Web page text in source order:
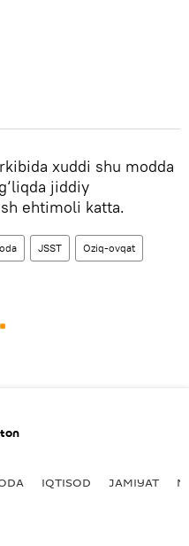
xuddi shu modda
jiddiy
ehtimoli katta.
JSST Oziq-ovqat
IQTISOD JAMIYAT